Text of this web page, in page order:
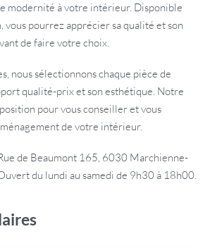
modernité à votre intérieur. Disponible
vous pourrez apprécier sa qualité et son
de faire votre choix.
nous sélectionnons chaque pièce de
qualité-prix et son esthétique. Notre
pour vous conseiller et vous
de votre intérieur.
de Beaumont 165, 6030 Marchienne-
du lundi au samedi de 9h30 à 18h00.